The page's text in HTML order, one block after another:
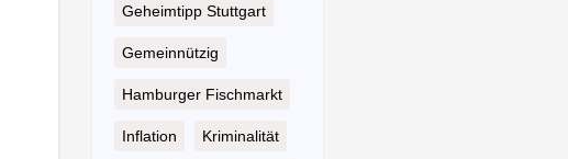
Geheimtipp Stuttgart
Gemeinnützig
Hamburger Fischmarkt
Inflation Kriminalität